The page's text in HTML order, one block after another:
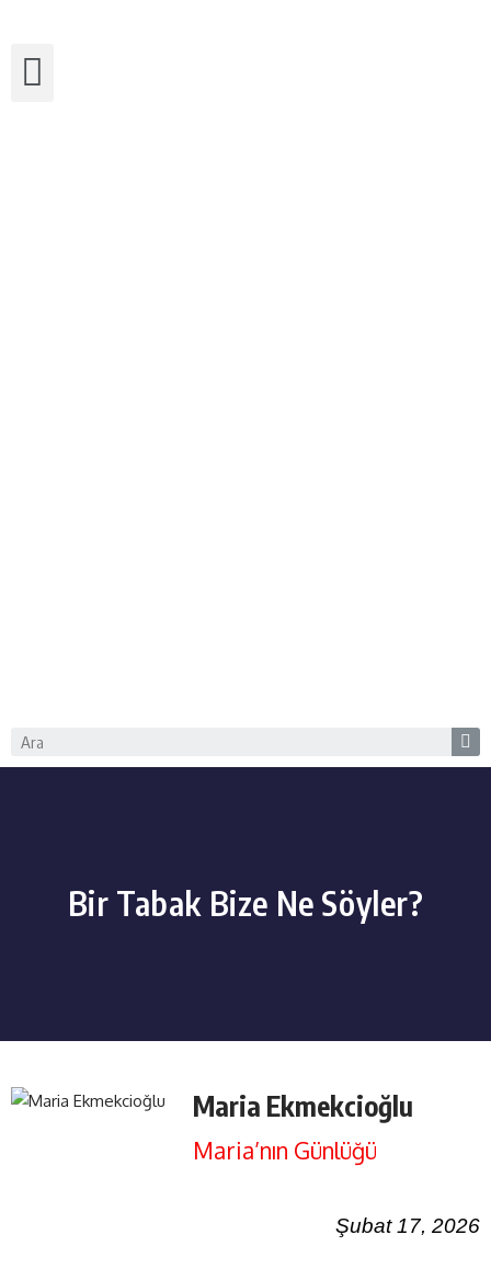
Bir Tabak Bize Ne Söyler?
Maria Ekmekcioğlu
Maria’nın Günlüğü
Şubat 17, 2026